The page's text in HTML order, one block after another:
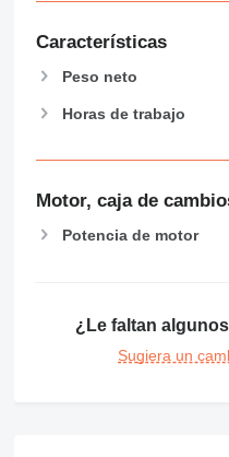
Características
Peso neto
Horas de trabajo
Motor, caja de
Potencia de motor
¿Le faltan
Sugiera un